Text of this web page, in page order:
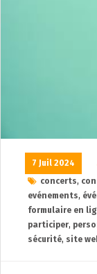
7 Juil 2024
concerts,
evénements,
formulaire en
participer,
sécurité, site